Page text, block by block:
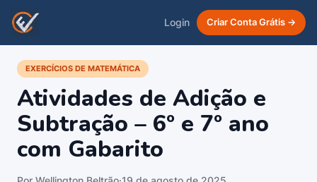
Login Criar Conta Grátis →
EXERCÍCIOS DE MATEMÁTICA
Atividades de Adição e
Subtração – 6º e 7º ano
com Gabarito